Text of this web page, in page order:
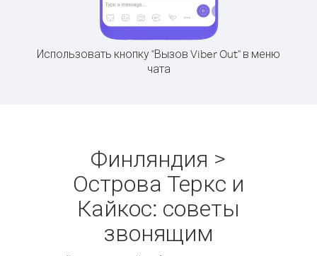
Использовать кнопку "Вызов Viber Out" в меню
чата
Финляндия >
Острова Теркс и
Кайкос: советы
звонящим